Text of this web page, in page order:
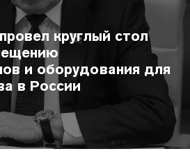
круглый стол
и оборудования для
в России